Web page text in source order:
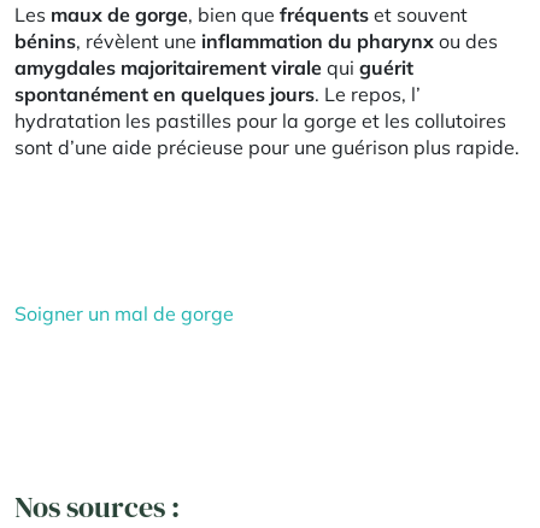
Les maux de gorge, bien que fréquents et souvent
bénins, révèlent une inflammation du pharynx ou des
amygdales majoritairement virale qui guérit
spontanément en quelques jours. Le repos, l’
hydratation les pastilles pour la gorge et les collutoires
sont d’une aide précieuse pour une guérison plus rapide.
Soigner un mal de gorge
Nos sources :